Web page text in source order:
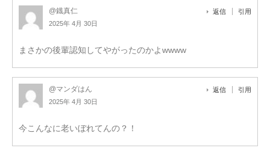
@鐡真仁
2025年 4月 30日
返信 引用
まさかの後輩認知してやがったのかよwwww
@マンダはん
2025年 4月 30日
返信 引用
今こんなに老いぼれてんの？！